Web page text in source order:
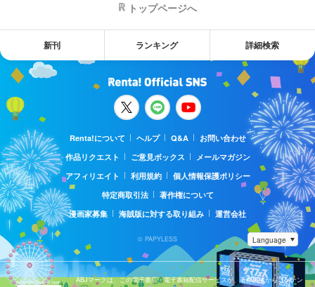
トップページへ
新刊 ランキング 詳細検索
Renta!について ヘルプ Q&A
お問い合わせ
作品リクエスト
ご意見ボックス
メールマガジン
アフィリエイト
利用規約
個人情報保護ポリシー
特定商取引法
著作権について
漫画家募集
海賊版に対する取り組み 運営会社
© PAPYLESS
ABJマークは、この電子書店・電子書籍配信サービスが、著作権者からコンテン